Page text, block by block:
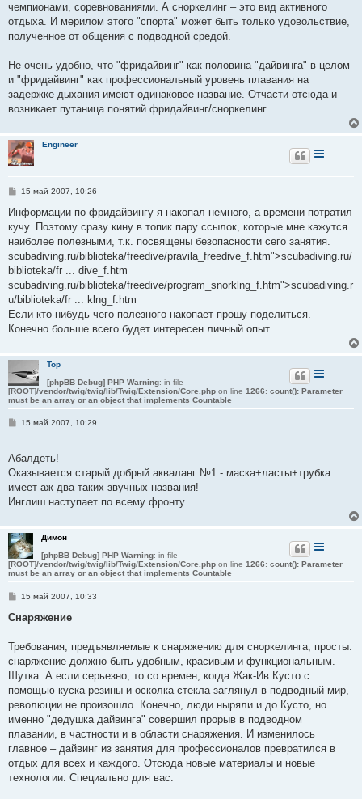
чемпионами, соревнованиями. А сноркелинг – это вид активного
отдыха. И мерилом этого "спорта" может быть только удовольствие,
полученное от общения с подводной средой.
Не очень удобно, что "фридайвинг" как половина "дайвинга" в целом
и "фридайвинг" как профессиональный уровень плавания на
задержке дыхания имеют одинаковое название. Отчасти отсюда и
возникает путаница понятий фридайвинг/сноркелинг.
Engineer
С
о
щ
е
и
е
15 май 2007, 10:26
Информации по фридайвингу я накопал немного, а времени потратил
кучу. Поэтому сразу кину в топик пару ссылок, которые мне кажутся
наиболее полезными, т.к. посвящены безопасности сего занятия.
scubadiving.ru/biblioteka/freedive/pravila_freedive_f.htm">scubadiving.ru/
biblioteka/fr ... dive_f.htm
scubadiving.ru/biblioteka/freedive/program_snorklng_f.htm">scubadiving.r
u/biblioteka/fr ... klng_f.htm
Если кто-нибудь чего полезного накопает прошу поделиться.
Конечно больше всего будет интересен личный опыт.
Тор
[phpBB Debug] PHP Warning: in file
[ROOT]/vendor/twig/twig/lib/Twig/Extension/Core.php on line 1266: count(): Parameter
must be an array or an object that implements Countable
С
щ
е
и
е
15 май 2007, 10:29
Абалдеть!
Оказывается старый добрый акваланг №1 - маска+ласты+трубка
имеет аж два таких звучных названия!
Инглиш наступает по всему фронту...
Димон
[phpBB Debug] PHP Warning: in file
[ROOT]/vendor/twig/twig/lib/Twig/Extension/Core.php on line 1266: count(): Parameter
must be an array or an object that implements Countable
С
о
е
и
е
15 май 2007, 10:33
Снаряжение
Требования, предъявляемые к снаряжению для сноркелинга, просты:
снаряжение должно быть удобным, красивым и функциональным.
Шутка. А если серьезно, то со времен, когда Жак-Ив Кусто с
помощью куска резины и осколка стекла заглянул в подводный мир,
революции не произошло. Конечно, люди ныряли и до Кусто, но
именно "дедушка дайвинга" совершил прорыв в подводном
плавании, в частности и в области снаряжения. И изменилось
главное – дайвинг из занятия для профессионалов превратился в
отдых для всех и каждого. Отсюда новые материалы и новые
технологии. Специально для вас.